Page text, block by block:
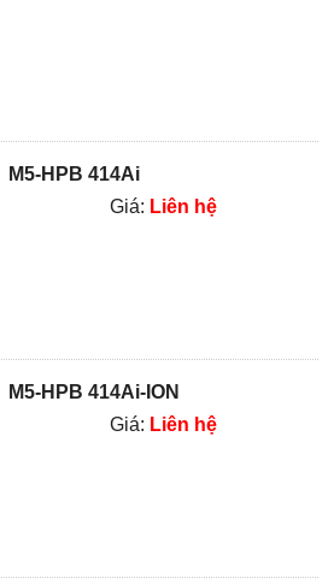
M5-HPB 414Ai
Giá: Liên hệ
M5-HPB 414Ai-ION
Giá: Liên hệ